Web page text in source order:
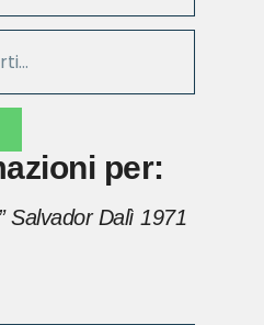
per:
Salvador Dalì 1971